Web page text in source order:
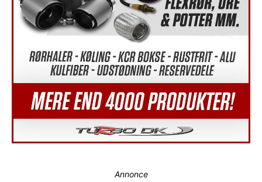
Annonce